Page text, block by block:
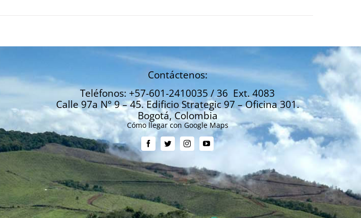
Contáctenos:
Teléfonos: +57-601-2410035 / 36 Ext. 4083
Calle 97a N° 9 – 45. Edificio Strategic 97 – Oficina 301.
Bogotá, Colombia
Cómo llegar con Google Maps